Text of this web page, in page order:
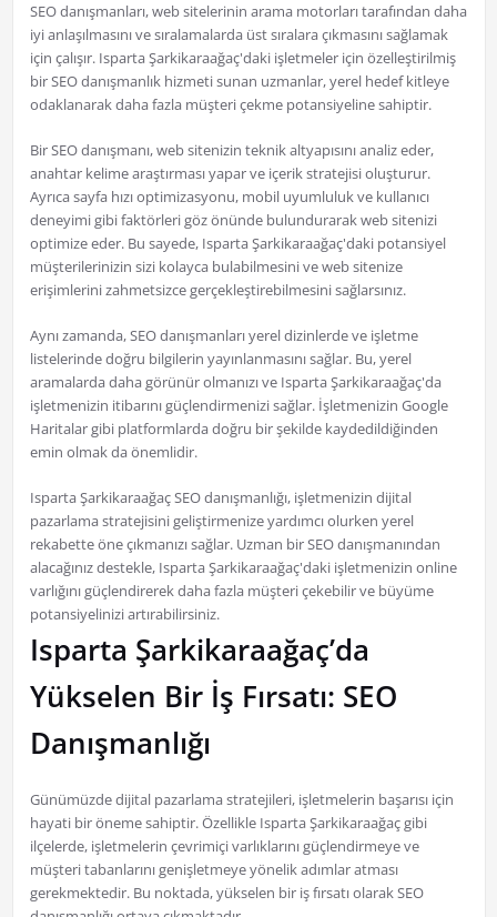
SEO danışmanları, web sitelerinin arama motorları tarafından daha
iyi anlaşılmasını ve sıralamalarda üst sıralara çıkmasını sağlamak
için çalışır. Isparta Şarkikaraağaç'daki işletmeler için özelleştirilmiş
bir SEO danışmanlık hizmeti sunan uzmanlar, yerel hedef kitleye
odaklanarak daha fazla müşteri çekme potansiyeline sahiptir.
Bir SEO danışmanı, web sitenizin teknik altyapısını analiz eder,
anahtar kelime araştırması yapar ve içerik stratejisi oluşturur.
Ayrıca sayfa hızı optimizasyonu, mobil uyumluluk ve kullanıcı
deneyimi gibi faktörleri göz önünde bulundurarak web sitenizi
optimize eder. Bu sayede, Isparta Şarkikaraağaç'daki potansiyel
müşterilerinizin sizi kolayca bulabilmesini ve web sitenize
erişimlerini zahmetsizce gerçekleştirebilmesini sağlarsınız.
Aynı zamanda, SEO danışmanları yerel dizinlerde ve işletme
listelerinde doğru bilgilerin yayınlanmasını sağlar. Bu, yerel
aramalarda daha görünür olmanızı ve Isparta Şarkikaraağaç'da
işletmenizin itibarını güçlendirmenizi sağlar. İşletmenizin Google
Haritalar gibi platformlarda doğru bir şekilde kaydedildiğinden
emin olmak da önemlidir.
Isparta Şarkikaraağaç SEO danışmanlığı, işletmenizin dijital
pazarlama stratejisini geliştirmenize yardımcı olurken yerel
rekabette öne çıkmanızı sağlar. Uzman bir SEO danışmanından
alacağınız destekle, Isparta Şarkikaraağaç'daki işletmenizin online
varlığını güçlendirerek daha fazla müşteri çekebilir ve büyüme
potansiyelinizi artırabilirsiniz.
Isparta Şarkikaraağaç’da
Yükselen Bir İş Fırsatı: SEO
Danışmanlığı
Günümüzde dijital pazarlama stratejileri, işletmelerin başarısı için
hayati bir öneme sahiptir. Özellikle Isparta Şarkikaraağaç gibi
ilçelerde, işletmelerin çevrimiçi varlıklarını güçlendirmeye ve
müşteri tabanlarını genişletmeye yönelik adımlar atması
gerekmektedir. Bu noktada, yükselen bir iş fırsatı olarak SEO